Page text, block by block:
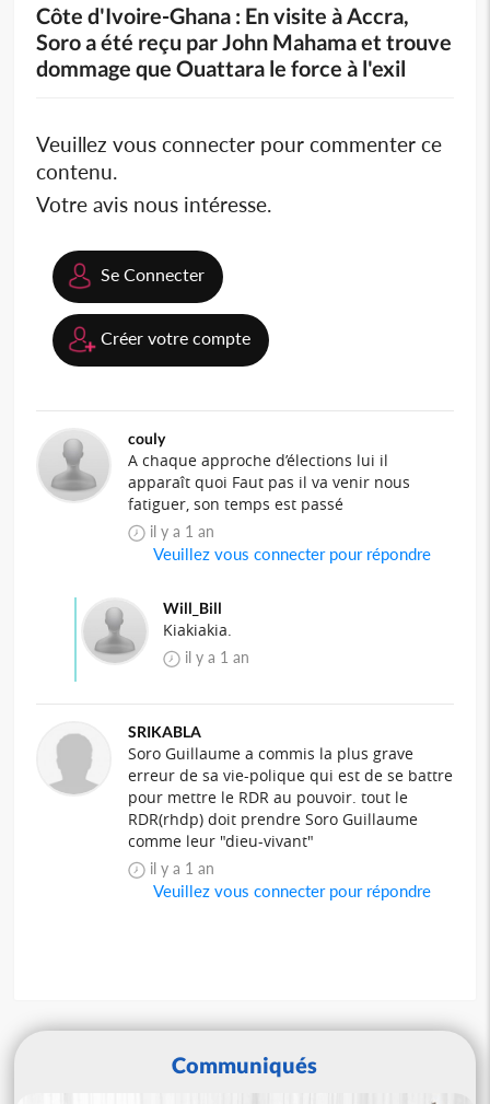
Côte d'Ivoire-Ghana : En visite à Accra,
Soro a été reçu par John Mahama et trouve
dommage que Ouattara le force à l'exil
Veuillez vous connecter pour commenter ce
contenu.
Votre avis nous intéresse.
Se Connecter
Créer votre compte
couly
A chaque approche d’élections lui il
apparaît quoi Faut pas il va venir nous
fatiguer, son temps est passé
il y a 1 an
Veuillez vous connecter pour répondre
Will_Bill
Kiakiakia.
il y a 1 an
SRIKABLA
Soro Guillaume a commis la plus grave
erreur de sa vie-polique qui est de se battre
pour mettre le RDR au pouvoir. tout le
RDR(rhdp) doit prendre Soro Guillaume
comme leur "dieu-vivant"
il y a 1 an
Veuillez vous connecter pour répondre
Communiqués